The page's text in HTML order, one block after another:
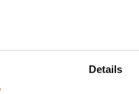
Details